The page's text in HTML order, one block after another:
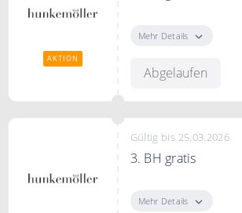
AKTION
Mehr Details
Abgelaufen
Gültig bis 25.03.2026
3. BH gratis
Mehr Details